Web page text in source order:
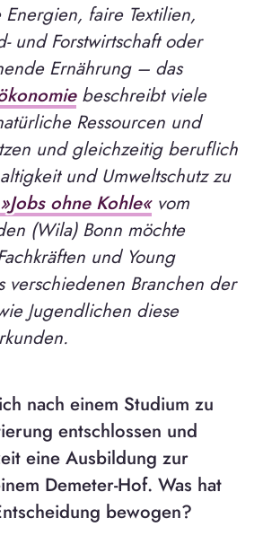
faire Textilien,
und Forstwirtschaft oder
Ernährung – das
beschreibt viele
Ressourcen und
und gleichzeitig beruflich
und Umweltschutz zu
»Jobs ohne Kohle«vom
(Wila) Bonn möchte
und Young
verschiedenen Branchen der
Jugendlichen diese
nach einem Studium zu
entschlossen und
eine Ausbildung zur
Demeter-Hof. Was hat
bewogen?